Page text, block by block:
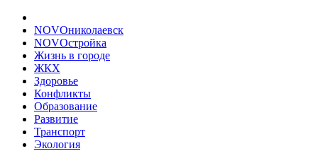
NOVOниколаевск
NOVOстройка
Жизнь в городе
ЖКХ
Здоровье
Конфликты
Образование
Развитие
Транспорт
Экология